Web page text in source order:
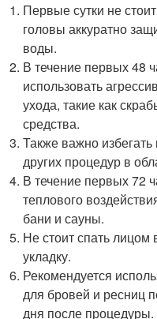
Первые сутки не
головы аккуратно
воды.
В течение первых 48
использовать
ухода, такие как
средства.
Также важно
других процедур в
В течение первых 72
теплового
бани и сауны.
Не стоит спать
укладку.
Рекомендуется
для бровей и ресниц
дня после процедуры.